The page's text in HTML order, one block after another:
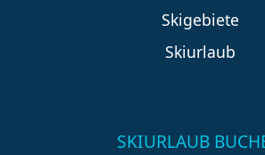
Skigebiete
Skiurlaub
SKIURLAUB